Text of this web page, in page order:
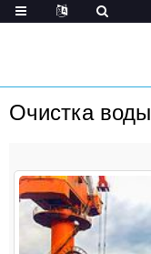
Очистка воды